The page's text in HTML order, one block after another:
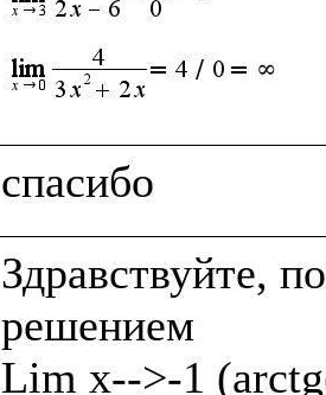
Здравствуйте,
решением
Lim x-->-1